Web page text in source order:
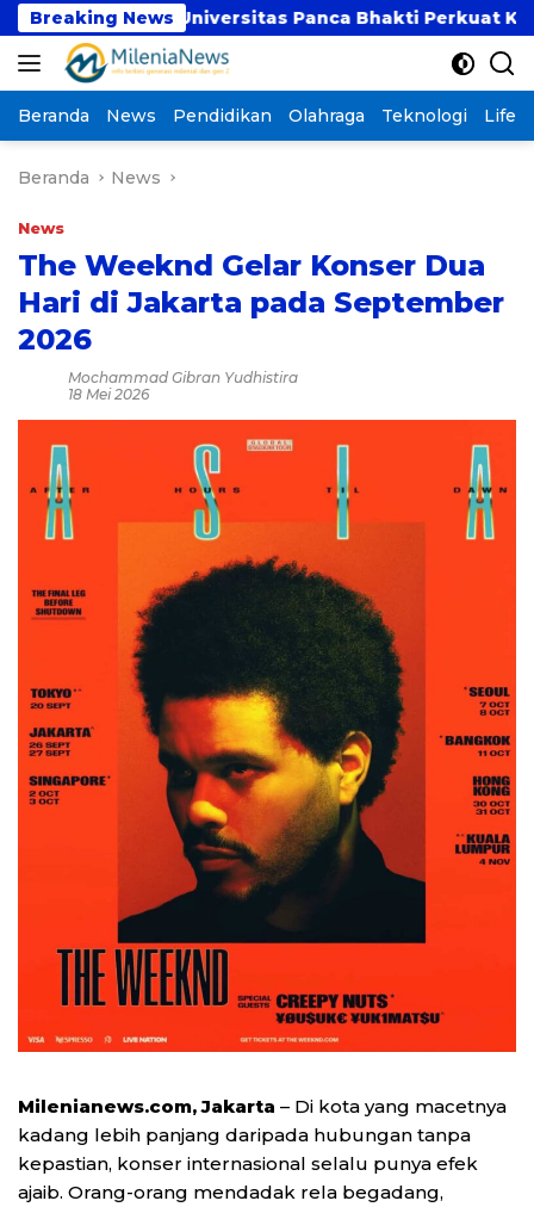
Langsung
ke
konten
Breaking News
dan Universitas Panca Bhakti Perkuat Kolaborasi
Beranda News Pendidikan Olahraga Teknologi
Beranda News
News
The Weeknd Gelar Konser Dua
Hari di Jakarta pada September
2026
Mochammad Gibran Yudhistira
18 Mei 2026
Milenianews.com, Jakarta – Di kota yang macetnya
kadang lebih panjang daripada hubungan tanpa
kepastian, konser internasional selalu punya efek
ajaib. Orang-orang mendadak rela begadang,